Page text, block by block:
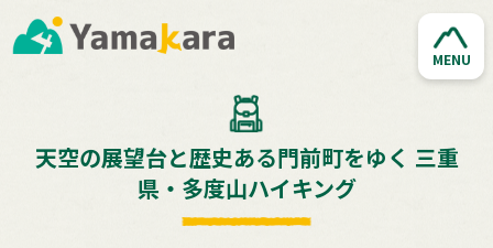
MENU
天空の展望台と歴史ある門前町をゆく 三重
県・多度山ハイキング